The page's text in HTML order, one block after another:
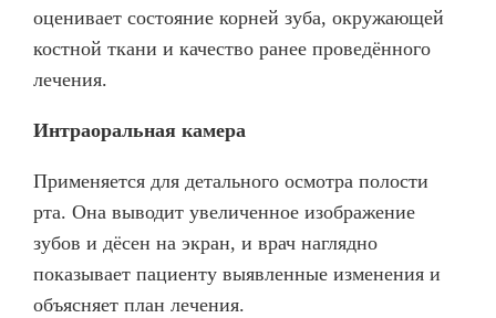
СТАТЬИ
ВАКАНСИИ
ФОТОГАЛЕРЕЯ
ОФИЦИАЛЬНАЯ ИНФОРМАЦИЯ
ОБОРУДОВАНИЕ
оценивает состояние корней зуба, окружающей
костной ткани и качество ранее проведённого
лечения.
Интраоральная камера
Применяется для детального осмотра полости
рта. Она выводит увеличенное изображение
зубов и дёсен на экран, и врач наглядно
показывает пациенту выявленные изменения и
объясняет план лечения.